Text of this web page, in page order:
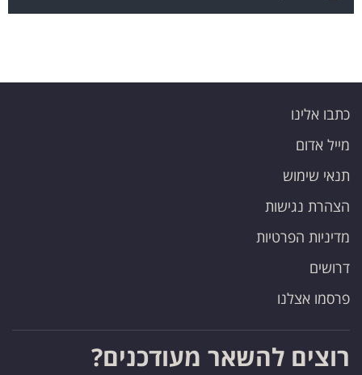
כתבו אלינו
מייל אדום
תנאי שימוש
הצהרת נגישות
מדיניות הפרטיות
דרושים
פרסמו אצלנו
רוצים להשאר מעודכנים?